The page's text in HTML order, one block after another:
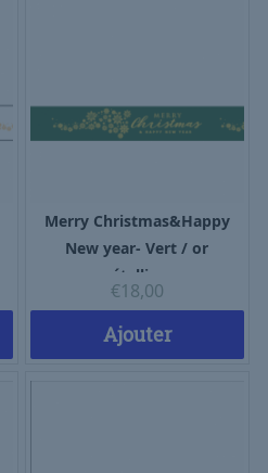
Merry Christmas&Happy
New year- Vert / or
métallique
€18,00
Ajouter